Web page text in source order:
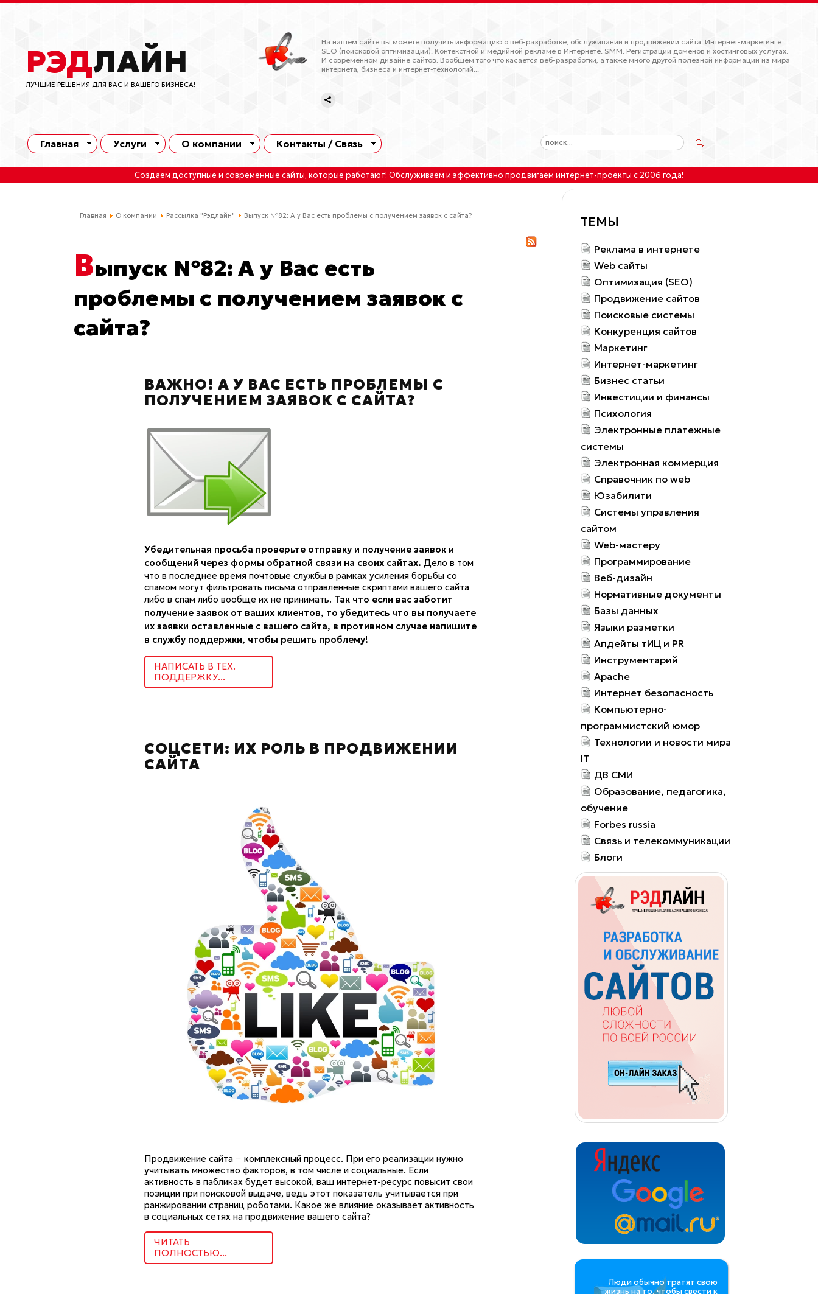
РЭДЛАЙН
ЛУЧШИЕ РЕШЕНИЯ ДЛЯ ВАС И ВАШЕГО БИЗНЕСА!
На нашем сайте вы можете получить информацию о веб-разработке, обслуживании и продвижении сайта. Интернет-маркетинге.
SEO (поисковой оптимизации). Контекстной и медийной рекламе в Интернете. SMM. Регистрации доменов и хостинговых услугах.
И современном дизайне сайтов. Вообщем того что касается веб-разработки, а также много другой полезной информации из мира
интернета, бизнеса и интернет-технологий...
Главная Услуги О компании Контакты / Связь
Создаем доступные и современные сайты, которые работают! Обслуживаем и эффективно продвигаем интернет-проекты с 2006 года!
Главная О компании Рассылка "Рэдлайн" Выпуск №82: А у Вас есть проблемы с получением заявок с сайта?
Выпуск №82: А у Вас есть
проблемы с получением заявок с
сайта?
ВАЖНО! А У ВАС ЕСТЬ ПРОБЛЕМЫ С
ПОЛУЧЕНИЕМ ЗАЯВОК С САЙТА?
Убедительная просьба проверьте отправку и получение заявок и
сообщений через формы обратной связи на своих сайтах. Дело в том
что в последнее время почтовые службы в рамках усиления борьбы со
спамом могут фильтровать письма отправленные скриптами вашего сайта
либо в спам либо вообще их не принимать. Так что если вас заботит
получение заявок от ваших клиентов, то убедитесь что вы получаете
их заявки оставленные с вашего сайта, в противном случае напишите
в службу поддержки, чтобы решить проблему!
НАПИСАТЬ В ТЕХ.
ПОДДЕРЖКУ...
СОЦСЕТИ: ИХ РОЛЬ В ПРОДВИЖЕНИИ
САЙТА
Продвижение сайта − комплексный процесс. При его реализации нужно
учитывать множество факторов, в том числе и социальные. Если
активность в пабликах будет высокой, ваш интернет-ресурс повысит свои
позиции при поисковой выдаче, ведь этот показатель учитывается при
ранжировании страниц роботами. Какое же влияние оказывает активность
в социальных сетях на продвижение вашего сайта?
ЧИТАТЬ
ПОЛНОСТЬЮ...
ТЕМЫ
Реклама в интернете
Web сайты
Оптимизация (SEO)
Продвижение сайтов
Поисковые системы
Конкуренция сайтов
Маркетинг
Интернет-маркетинг
Бизнес статьи
Инвестиции и финансы
Психология
Электронные платежные
системы
Электронная коммерция
Справочник по web
Юзабилити
Системы управления
сайтом
Web-мастеру
Программирование
Веб-дизайн
Нормативные документы
Базы данных
Языки разметки
Апдейты тИЦ и PR
Инструментарий
Apache
Интернет безопасность
Компьютерно-
программистский юмор
Технологии и новости мира
IT
ДВ СМИ
Образование, педагогика,
обучение
Forbes russia
Связь и телекоммуникации
Блоги
Люди обычно тратят свою
жизнь на то, чтобы свести к